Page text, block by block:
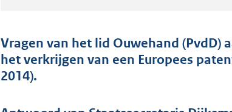
Vragen van het lid Ouwehand (PvdD)
het verkrijgen van een Europees
2014).